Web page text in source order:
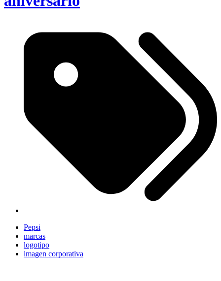
Pepsi
marcas
logotipo
imagen corporativa